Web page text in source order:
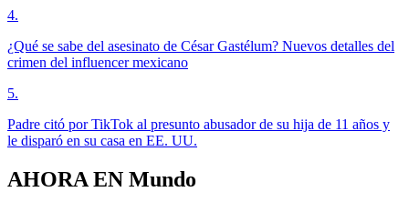
4.
¿Qué se sabe del asesinato de César Gastélum? Nuevos detalles del
crimen del influencer mexicano
5.
Padre citó por TikTok al presunto abusador de su hija de 11 años y
le disparó en su casa en EE. UU.
AHORA EN Mundo